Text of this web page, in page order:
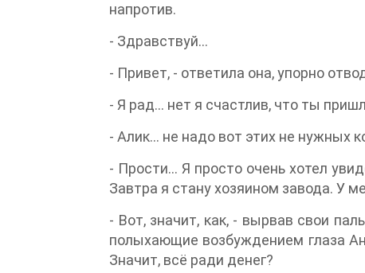
напротив.
- Здравствуй…
- Привет, - ответила она, упорно
- Я рад… нет я счастлив, что ты
- Алик… не надо вот этих не нужных
- Прости… Я просто очень хотел
Завтра я стану хозяином завода. У
- Вот, значит, как, - вырвав свои
полыхающие возбуждением глаза
Значит, всё ради денег?